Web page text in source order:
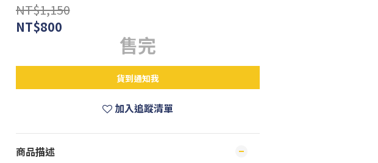
NT$1,150
NT$800
售完
貨到通知我
加入追蹤清單
商品描述